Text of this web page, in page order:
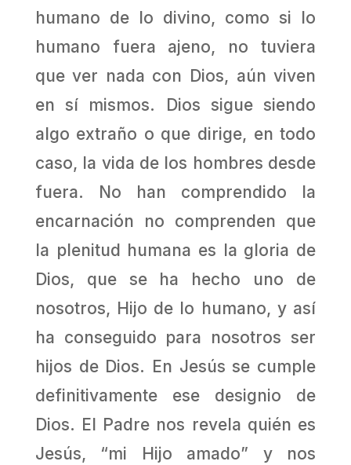
humano de lo divino, como si lo
humano fuera ajeno, no tuviera
que ver nada con Dios, aún viven
en sí mismos. Dios sigue siendo
algo extraño o que dirige, en todo
caso, la vida de los hombres desde
fuera. No han comprendido la
encarnación no comprenden que
la plenitud humana es la gloria de
Dios, que se ha hecho uno de
nosotros, Hijo de lo humano, y así
ha conseguido para nosotros ser
hijos de Dios. En Jesús se cumple
definitivamente ese designio de
Dios. El Padre nos revela quién es
Jesús, “mi Hijo amado” y nos